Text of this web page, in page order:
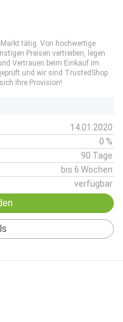
tätig. Von hochwertige
Preisen vertreiben, legen
Vertrauen beim Einkauf im
und wir sind TrustedShop
Ihre Provision!
14.01.2020
0 %
90 Tage
bis 6 Wochen
verfügbar